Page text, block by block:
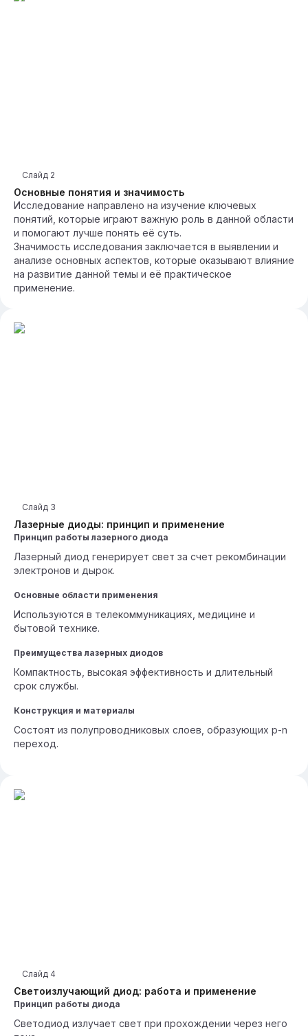
Основные понятия и значимость
Слайд 2
Исследование направлено на изучение ключевых
понятий, которые играют важную роль в данной области
и помогают лучше понять её суть.
Значимость исследования заключается в выявлении и
анализе основных аспектов, которые оказывают влияние
на развитие данной темы и её практическое
применение.
Лазерные диоды: принцип и применение
Слайд 3
Принцип работы лазерного диода
Лазерный диод генерирует свет за счет рекомбинации
электронов и дырок.
Основные области применения
Используются в телекоммуникациях, медицине и
бытовой технике.
Преимущества лазерных диодов
Компактность, высокая эффективность и длительный
срок службы.
Конструкция и материалы
Состоят из полупроводниковых слоев, образующих p-n
переход.
Светоизлучающий диод: работа и применение
Слайд 4
Принцип работы диода
Светодиод излучает свет при прохождении через него